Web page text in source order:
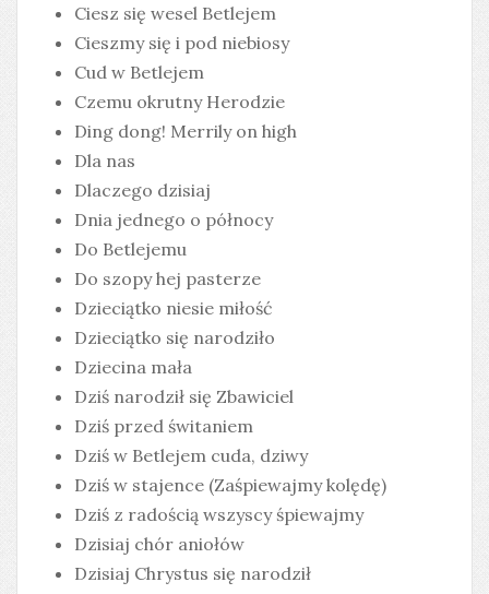
Ciesz się wesel Betlejem
Cieszmy się i pod niebiosy
Cud w Betlejem
Czemu okrutny Herodzie
Ding dong! Merrily on high
Dla nas
Dlaczego dzisiaj
Dnia jednego o północy
Do Betlejemu
Do szopy hej pasterze
Dzieciątko niesie miłość
Dzieciątko się narodziło
Dziecina mała
Dziś narodził się Zbawiciel
Dziś przed świtaniem
Dziś w Betlejem cuda, dziwy
Dziś w stajence (Zaśpiewajmy kolędę)
Dziś z radością wszyscy śpiewajmy
Dzisiaj chór aniołów
Dzisiaj Chrystus się narodził